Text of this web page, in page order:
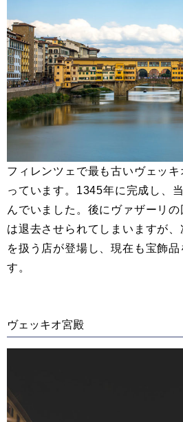
フィレンツェで最も古いヴェッ
っています。1345年に完成し、
んでいました。後にヴァザーリ
は退去させられてしまいますが
を扱う店が登場し、現在も宝飾
す。
ヴェッキオ宮殿